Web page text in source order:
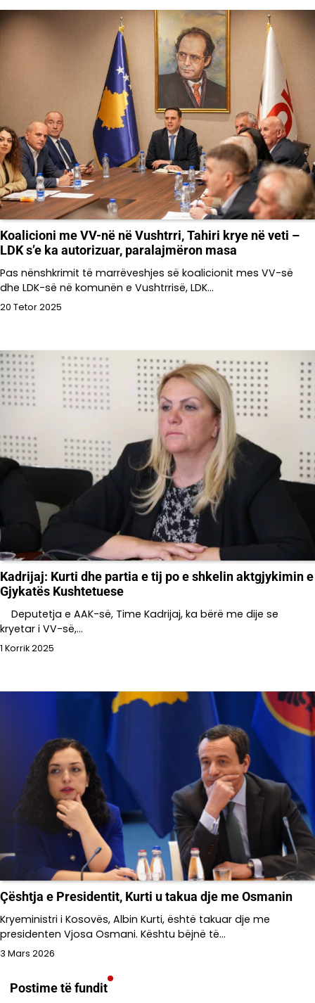
Koalicioni me VV-në në Vushtrri, Tahiri krye në veti –
LDK s’e ka autorizuar, paralajmëron masa
Pas nënshkrimit të marrëveshjes së koalicionit mes VV-së
dhe LDK-së në komunën e Vushtrrisë, LDK…
20 Tetor 2025
Kadrijaj: Kurti dhe partia e tij po e shkelin aktgjykimin e
Gjykatës Kushtetuese
Deputetja e AAK-së, Time Kadrijaj, ka bërë me dije se
kryetar i VV-së,…
1 Korrik 2025
Çështja e Presidentit, Kurti u takua dje me Osmanin
Kryeministri i Kosovës, Albin Kurti, është takuar dje me
presidenten Vjosa Osmani. Kështu bëjnë të…
3 Mars 2026
Postime të fundit